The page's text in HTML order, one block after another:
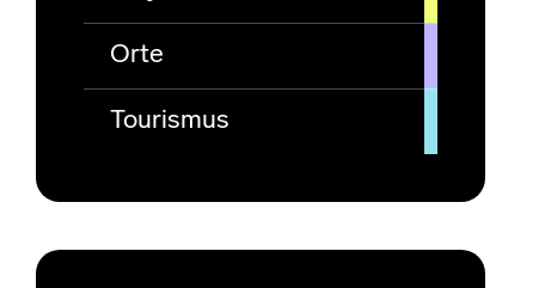
Orte
Tourismus